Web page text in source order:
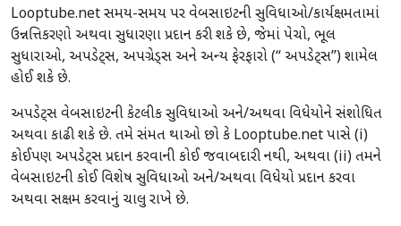
Looptube.net સમય-સમય પર વેબસાઇટની સુવિધાઓ/કાર્યક્ષમતામાં
ઉન્નત્તિકરણો અથવા સુધારણા પ્રદાન કરી શકે છે, જેમાં પેચો, ભૂલ
સુધારાઓ, અપડેટ્સ, અપગ્રેડ્સ અને અન્ય ફેરફારો (“ અપડેટ્સ”) શામેલ
હોઈ શકે છે.
અપડેટ્સ વેબસાઇટની કેટલીક સુવિધાઓ અને/અથવા વિધેયોને સંશોધિત
અથવા કાઢી શકે છે. તમે સંમત થાઓ છો કે Looptube.net પાસે (i)
કોઈપણ અપડેટ્સ પ્રદાન કરવાની કોઈ જવાબદારી નથી, અથવા (ii) તમને
વેબસાઇટની કોઈ વિશેષ સુવિધાઓ અને/અથવા વિધેયો પ્રદાન કરવા
અથવા સક્ષમ કરવાનું ચાલુ રાખે છે.